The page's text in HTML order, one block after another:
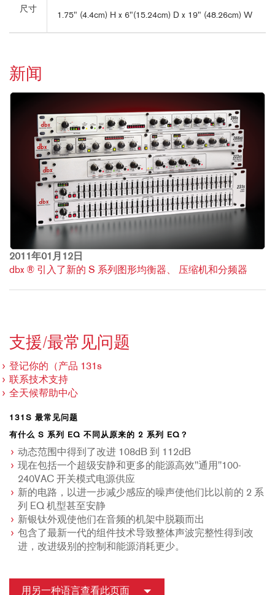
尺寸
1.75" (4.4cm) H x 6"(15.24cm) D x 19" (48.26cm) W
新闻
2011年01月12日
dbx ® 引入了新的 S 系列图形均衡器、 压缩机和分频器
支援/最常见问题
登记你的（产品 131s
联系技术支持
全天候帮助中心
131S 最常见问题
有什么 S 系列 EQ 不同从原来的 2 系列 EQ？
动态范围中得到了改进 108dB 到 112dB
现在包括一个超级安静和更多的能源高效"通用"100-
240VAC 开关模式电源供应
新的电路，以进一步减少感应的噪声使他们比以前的 2 系
列 EQ 机型甚至安静
新银钛外观使他们在音频的机架中脱颖而出
包含了最新一代的组件技术导致整体声波完整性得到改
进，改进级别的控制和能源消耗更少。
用另一种语言查看此页面